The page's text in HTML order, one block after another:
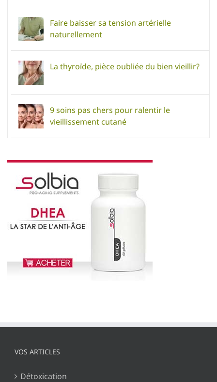
Faire baisser sa tension artérielle
naturellement
La thyroïde, pièce oubliée du bien vieillir?
9 soins pas chers pour ralentir le
vieillissement cutané
VOS ARTICLES
Détoxication